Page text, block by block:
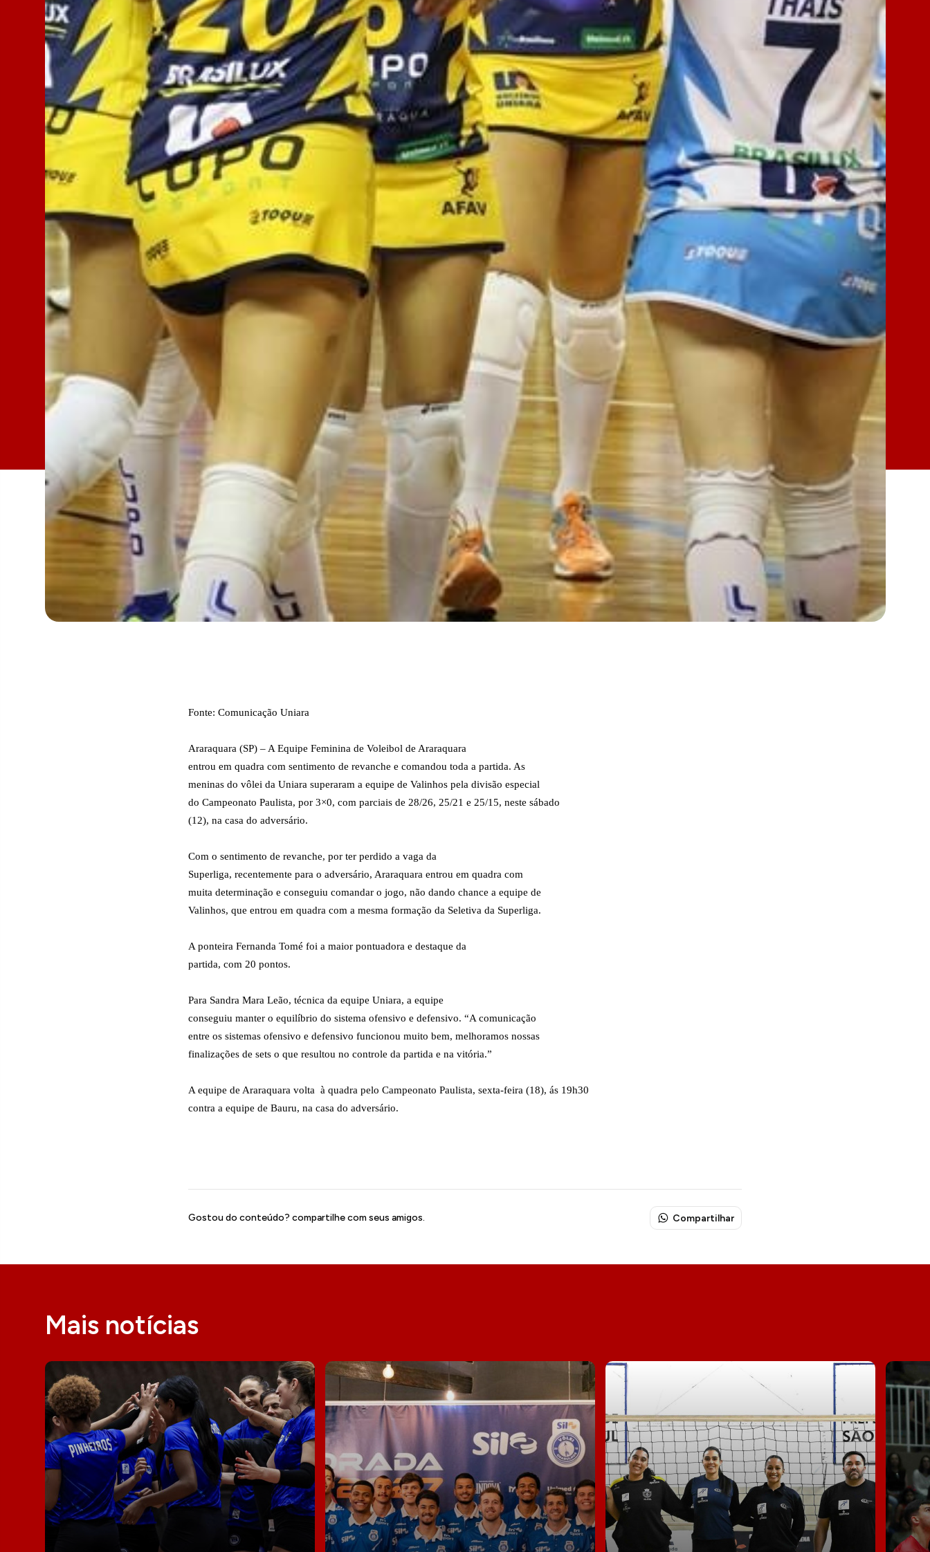
Fonte: Comunicação Uniara
Araraquara (SP) – A Equipe Feminina de Voleibol de Araraquara
entrou em quadra com sentimento de revanche e comandou toda a partida. As
meninas do vôlei da Uniara superaram a equipe de Valinhos pela divisão especial
do Campeonato Paulista, por 3×0, com parciais de 28/26, 25/21 e 25/15, neste sábado
(12), na casa do adversário.
Com o sentimento de revanche, por ter perdido a vaga da
Superliga, recentemente para o adversário, Araraquara entrou em quadra com
muita determinação e conseguiu comandar o jogo, não dando chance a equipe de
Valinhos, que entrou em quadra com a mesma formação da Seletiva da Superliga.
A ponteira Fernanda Tomé foi a maior pontuadora e destaque da
partida, com 20 pontos.
Para Sandra Mara Leão, técnica da equipe Uniara, a equipe
conseguiu manter o equilíbrio do sistema ofensivo e defensivo. “A comunicação
entre os sistemas ofensivo e defensivo funcionou muito bem, melhoramos nossas
finalizações de sets o que resultou no controle da partida e na vitória.”
A equipe de Araraquara volta à quadra pelo Campeonato Paulista, sexta-feira (18), ás 19h30
contra a equipe de Bauru, na casa do adversário.
Gostou do conteúdo? compartilhe com seus amigos. Compartilhar
Mais notícias